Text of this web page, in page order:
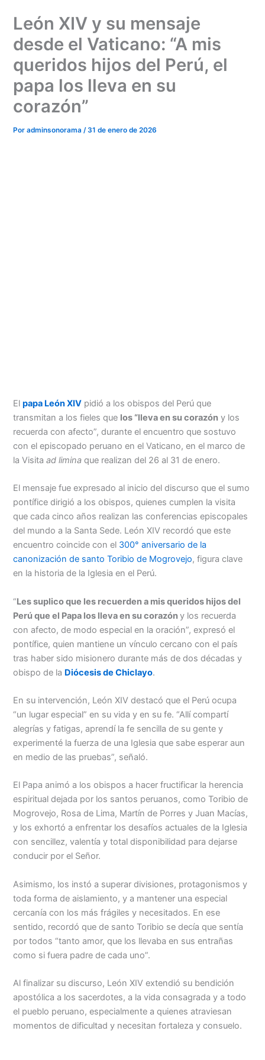
contenido
León XIV y su mensaje
desde el Vaticano: “A mis
queridos hijos del Perú, el
papa los lleva en su
corazón”
Poradminsonorama/31 de enero de 2026
Elpapa León XIV pidió a los obispos del Perú que
transmitan a los fieles que los “lleva en su corazón y los
recuerda con afecto”, durante el encuentro que sostuvo
con el episcopado peruano en el Vaticano, en el marco de
la Visitaad limina que realizan del 26 al 31 de enero.
El mensaje fue expresado al inicio del discurso que el sumo
pontífice dirigió a los obispos, quienes cumplen la visita
que cada cinco años realizan las conferencias episcopales
del mundo a la Santa Sede. León XIV recordó que este
encuentro coincide con el 300° aniversario de la
canonización de santo Toribio de Mogrovejo, figura clave
en la historia de la Iglesia en el Perú.
“Les suplico que les recuerden a mis queridos hijos del
Perú que el Papa los lleva en su corazóny los recuerda
con afecto, de modo especial en la oración”, expresó el
pontífice, quien mantiene un vínculo cercano con el país
tras haber sido misionero durante más de dos décadas y
obispo de la Diócesis de Chiclayo.
En su intervención, León XIV destacó que el Perú ocupa
“un lugar especial” en su vida y en su fe. “Allí compartí
alegrías y fatigas, aprendí la fe sencilla de su gente y
experimenté la fuerza de una Iglesia que sabe esperar aun
en medio de las pruebas”, señaló.
El Papa animó a los obispos a hacer fructificar la herencia
espiritual dejada por los santos peruanos, como Toribio de
Mogrovejo, Rosa de Lima, Martín de Porres y Juan Macías,
y los exhortó a enfrentar los desafíos actuales de la Iglesia
con sencillez, valentía y total disponibilidad para dejarse
conducir por el Señor.
Asimismo, los instó a superar divisiones, protagonismos y
toda forma de aislamiento, y a mantener una especial
cercanía con los más frágiles y necesitados. En ese
sentido, recordó que de santo Toribio se decía que sentía
por todos “tanto amor, que los llevaba en sus entrañas
como si fuera padre de cada uno”.
Al finalizar su discurso, León XIV extendió su bendición
apostólica a los sacerdotes, a la vida consagrada y a todo
el pueblo peruano, especialmente a quienes atraviesan
momentos de dificultad y necesitan fortaleza y consuelo.